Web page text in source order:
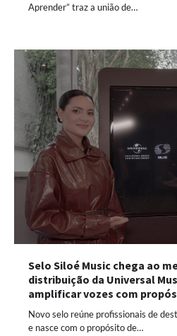
Aprender” traz a união de…
Selo Siloé Music chega ao
distribuição da Universal
amplificar vozes com
Novo selo reúne profissionais de
e nasce com o propósito de…